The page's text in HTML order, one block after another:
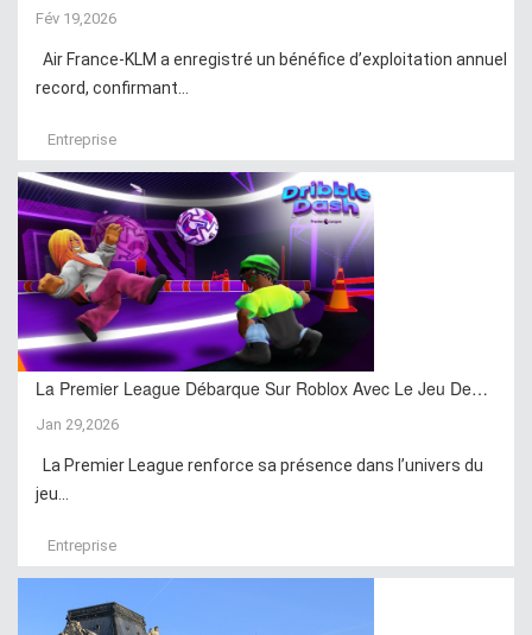
Fév 19,2026
Air France-KLM a enregistré un bénéfice d’exploitation annuel
record, confirmant...
Entreprise
La Premier League Débarque Sur Roblox Avec Le Jeu De…
Jan 29,2026
La Premier League renforce sa présence dans l’univers du
jeu...
Entreprise